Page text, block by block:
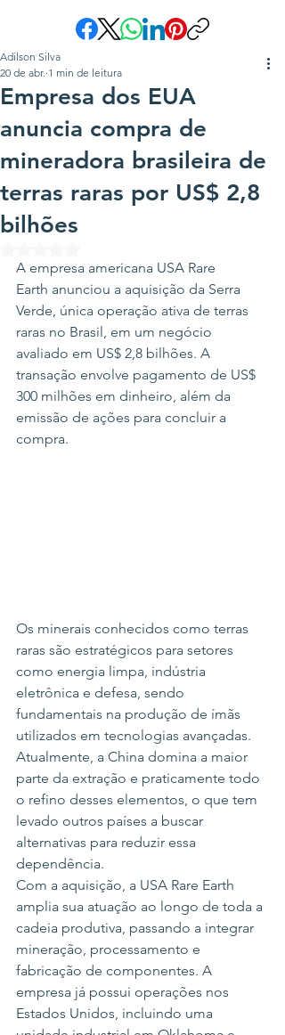
Empresa dos EUA
anuncia compra de
mineradora brasileira de
terras raras por US$ 2,8
bilhões
Adilson Silva
20 de abr. 1 min de leitura
A empresa americana USA Rare
Earth anunciou a aquisição da Serra
Verde, única operação ativa de terras
raras no Brasil, em um negócio
avaliado em US$ 2,8 bilhões. A
transação envolve pagamento de US$
300 milhões em dinheiro, além da
emissão de ações para concluir a
compra.
Os minerais conhecidos como terras
raras são estratégicos para setores
como energia limpa, indústria
eletrônica e defesa, sendo
fundamentais na produção de ímãs
utilizados em tecnologias avançadas.
Atualmente, a China domina a maior
parte da extração e praticamente todo
o refino desses elementos, o que tem
levado outros países a buscar
alternativas para reduzir essa
dependência.
Com a aquisição, a USA Rare Earth
amplia sua atuação ao longo de toda a
cadeia produtiva, passando a integrar
mineração, processamento e
fabricação de componentes. A
empresa já possui operações nos
Estados Unidos, incluindo uma